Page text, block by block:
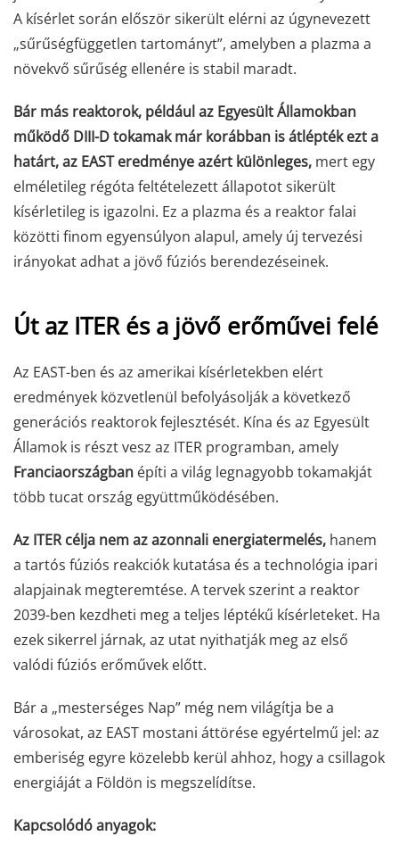
A kísérlet során először sikerült elérni az úgynevezett
„sűrűségfüggetlen tartományt”, amelyben a plazma a
növekvő sűrűség ellenére is stabil maradt.
Bár más reaktorok, például az Egyesült Államokban
működő DIII-D tokamak már korábban is átlépték ezt a
határt, az EAST eredménye azért különleges, mert egy
elméletileg régóta feltételezett állapotot sikerült
kísérletileg is igazolni. Ez a plazma és a reaktor falai
közötti finom egyensúlyon alapul, amely új tervezési
irányokat adhat a jövő fúziós berendezéseinek.
Út az ITER és a jövő erőművei felé
Az EAST-ben és az amerikai kísérletekben elért
eredmények közvetlenül befolyásolják a következő
generációs reaktorok fejlesztését. Kína és az Egyesült
Államok is részt vesz az ITER programban, amely
Franciaországban építi a világ legnagyobb tokamakját
több tucat ország együttműködésében.
Az ITER célja nem az azonnali energiatermelés, hanem
a tartós fúziós reakciók kutatása és a technológia ipari
alapjainak megteremtése. A tervek szerint a reaktor
2039-ben kezdheti meg a teljes léptékű kísérleteket. Ha
ezek sikerrel járnak, az utat nyithatják meg az első
valódi fúziós erőművek előtt.
Bár a „mesterséges Nap” még nem világítja be a
városokat, az EAST mostani áttörése egyértelmű jel: az
emberiség egyre közelebb kerül ahhoz, hogy a csillagok
energiáját a Földön is megszelídítse.
Kapcsolódó anyagok: